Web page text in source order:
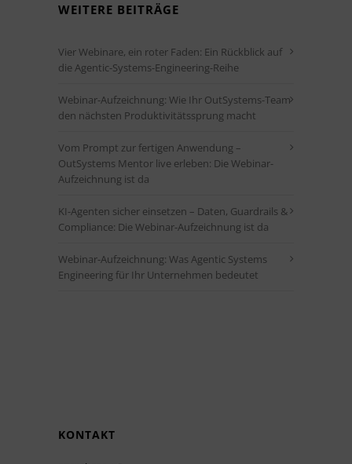
WEITERE BEITRÄGE
Vier Webinare, ein roter Faden: Ein Rückblick auf
die Agentic-Systems-Engineering-Reihe
Webinar-Aufzeichnung: Wie Ihr OutSystems-Team
den nächsten Produktivitätssprung macht
Vom Prompt zur fertigen Anwendung –
OutSystems Mentor live erleben: Die Webinar-
Aufzeichnung ist da
KI-Agenten sicher einsetzen – Daten, Guardrails &
Compliance: Die Webinar-Aufzeichnung ist da
Webinar-Aufzeichnung: Was Agentic Systems
Engineering für Ihr Unternehmen bedeutet
KONTAKT